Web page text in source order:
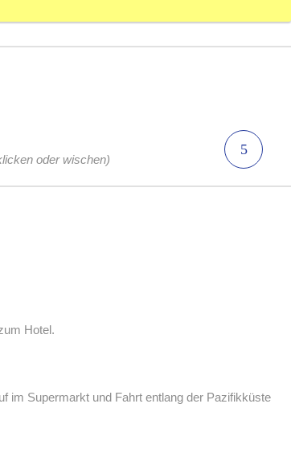
oder wischen)
Hotel.
im Supermarkt und Fahrt entlang der Pazifikküste